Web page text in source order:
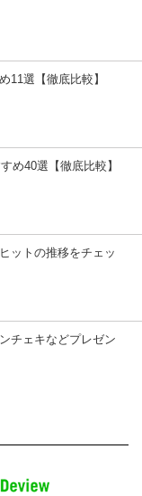
11選【徹底比較】
め40選【徹底比較】
ットの推移をチェッ
チェキなどプレゼン